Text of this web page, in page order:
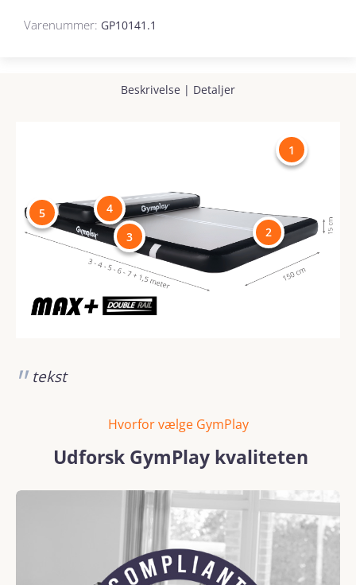
Varenummer: GP10141.1
Beskrivelse | Detaljer
1
2
3
4
5
tekst
Hvorfor vælge GymPlay
Udforsk GymPlay kvaliteten
Spring over billedgalleri
REACH